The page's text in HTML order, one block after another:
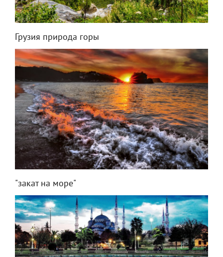
Грузия природа горы
"закат на море"